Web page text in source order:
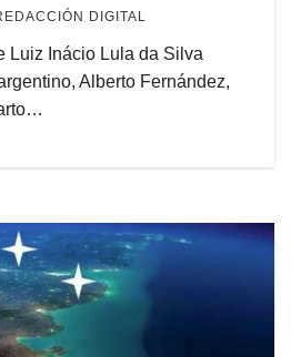
DIGITAL
Luiz Inácio Lula da Silva
Alberto Fernández,